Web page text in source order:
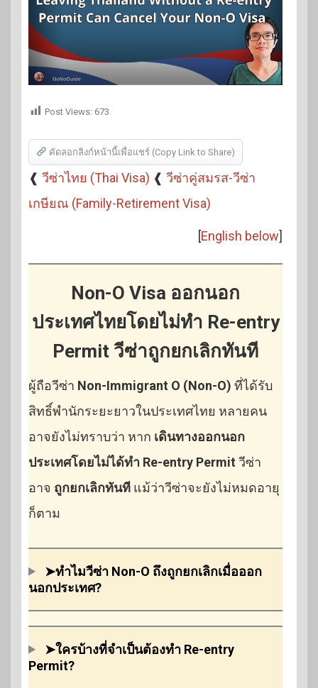
Post Views: 673
คัดลอกลิงก์หน้านี้เพื่อแชร์ (Copy Link to Share)
❰ วีซ่าไทย (Thai Visa) ❰ วีซ่าคู่สมรส-วีซ่า
เกษียณ (Family-Retirement Visa)
[English below]
Non-O Visa ออกนอก
ประเทศไทยโดยไม่ทำ Re-entry
Permit วีซ่าถูกยกเลิกทันที
ผู้ถือวีซ่า Non-Immigrant O (Non-O) ที่ได้รับ
สิทธิ์พำนักระยะยาวในประเทศไทย หลายคน
อาจยังไม่ทราบว่า หาก เดินทางออกนอก
ประเทศโดยไม่ได้ทำ Re-entry Permit วีซ่า
อาจ ถูกยกเลิกทันที แม้ว่าวีซ่าจะยังไม่หมดอายุ
ก็ตาม
➤ทำไมวีซ่า Non-O ถึงถูกยกเลิกเมื่อออก
นอกประเทศ?
➤ใครบ้างที่จำเป็นต้องทำ Re-entry
Permit?